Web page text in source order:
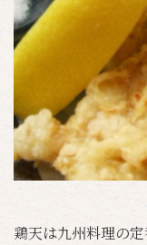
鶏天は九州料理の